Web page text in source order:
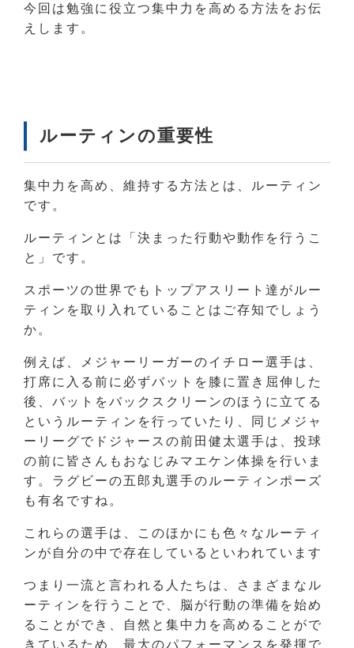
今回は勉強に役立つ集中力を高める方法をお伝
えします。
ルーティンの重要性
集中力を高め、維持する方法とは、ルーティン
です。
ルーティンとは「決まった行動や動作を行うこ
と」です。
スポーツの世界でもトップアスリート達がルー
ティンを取り入れていることはご存知でしょう
か。
例えば、メジャーリーガーのイチロー選手は、
打席に入る前に必ずバットを膝に置き屈伸した
後、バットをバックスクリーンのほうに立てる
というルーティンを行っていたり、同じメジャ
ーリーグでドジャースの前田健太選手は、投球
の前に皆さんもおなじみマエケン体操を行いま
す。ラグビーの五郎丸選手のルーティンポーズ
も有名ですね。
これらの選手は、このほかにも色々なルーティ
ンが自分の中で存在しているといわれています
つまり一流と言われる人たちは、さまざまなル
ーティンを行うことで、脳が行動の準備を始め
ることができ、自然と集中力を高めることがで
きているため、最大のパフォーマンスを発揮で